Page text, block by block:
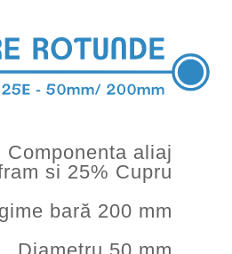
Componenta aliaj
si 25% Cupru
bară 200 mm